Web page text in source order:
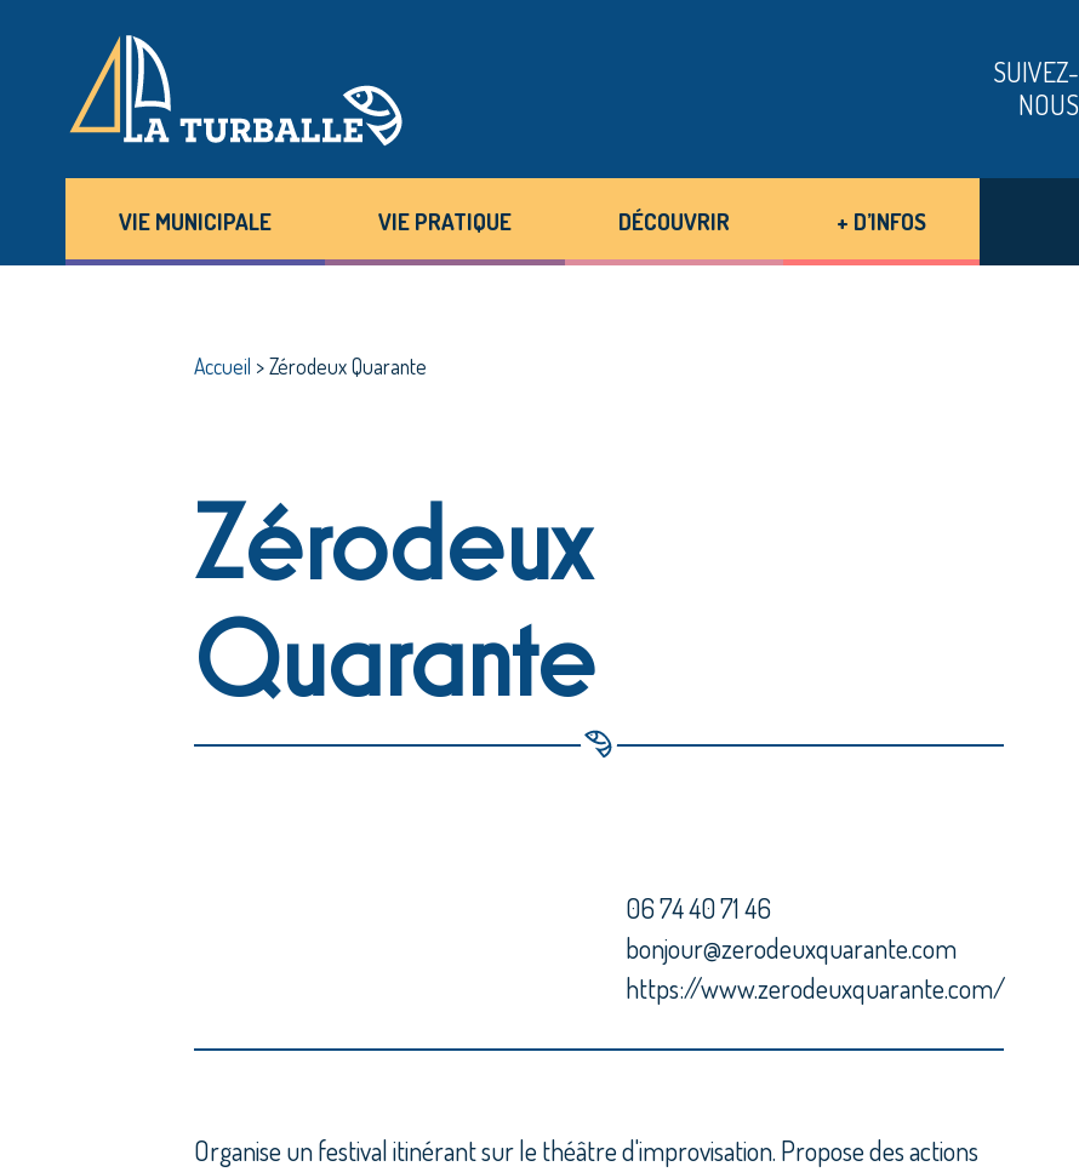
SUIVEZ-
NOUS
VIE MUNICIPALE VIE PRATIQUE DÉCOUVRIR + D’INFOS
Accueil >Zérodeux Quarante
Zérodeux
Quarante
06 74 40 71 46
bonjour@zerodeuxquarante.com
https://www.zerodeuxquarante.com/
Organise un festival itinérant sur le théâtre d'improvisation. Propose des actions